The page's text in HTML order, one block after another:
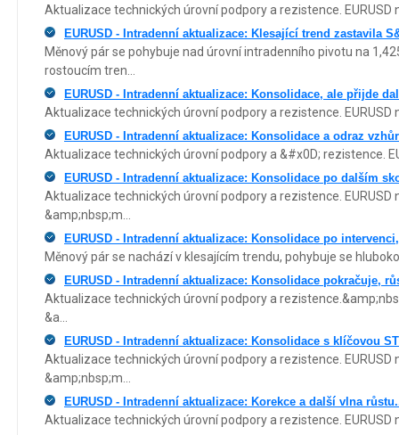
Aktualizace technických úrovní podpory a rezistence. EURUSD
EURUSD - Intradenní aktualizace: Klesající trend zastavila
Měnový pár se pohybuje nad úrovní intradenního pivotu na
rostoucím tren...
EURUSD - Intradenní aktualizace: Konsolidace, ale přijde
Aktualizace technických úrovní podpory a rezistence. EURUSD
EURUSD - Intradenní aktualizace: Konsolidace a odraz
Aktualizace technických úrovní podpory a &#x0D; rezistence.
EURUSD - Intradenní aktualizace: Konsolidace po dalším
Aktualizace technických úrovní podpory a rezistence. EURUSD
&amp;nbsp;m...
EURUSD - Intradenní aktualizace: Konsolidace po
Měnový pár se nachází v klesajícím trendu, pohybuje se
EURUSD - Intradenní aktualizace: Konsolidace pokračuje,
Aktualizace technických úrovní podpory a
&a...
EURUSD - Intradenní aktualizace: Konsolidace s klíčovou
Aktualizace technických úrovní podpory a rezistence. EURUSD
&amp;nbsp;m...
EURUSD - Intradenní aktualizace: Korekce a další vlna
Aktualizace technických úrovní podpory a rezistence. EURUSD